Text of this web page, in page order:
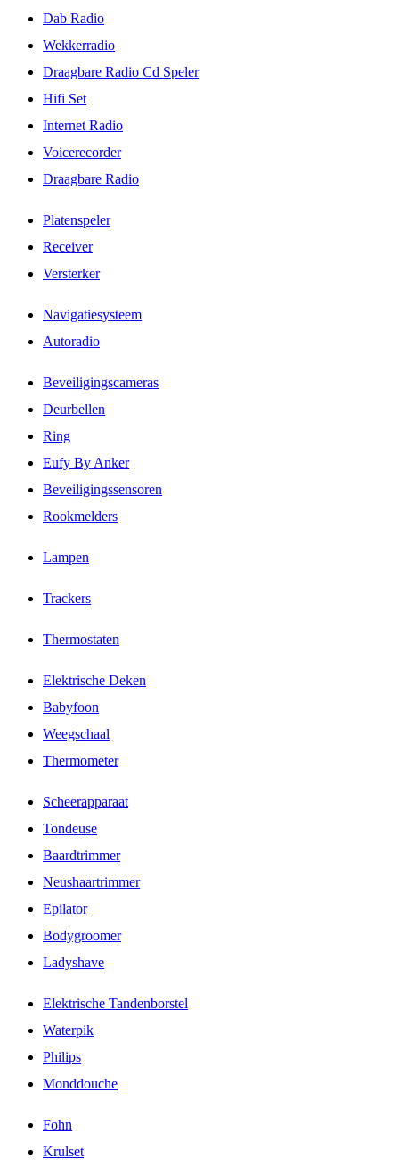
Dab Radio
Wekkerradio
Draagbare Radio Cd Speler
Hifi Set
Internet Radio
Voicerecorder
Draagbare Radio
Platenspeler
Receiver
Versterker
Navigatiesysteem
Autoradio
Beveiligingscameras
Deurbellen
Ring
Eufy By Anker
Beveiligingssensoren
Rookmelders
Lampen
Trackers
Thermostaten
Elektrische Deken
Babyfoon
Weegschaal
Thermometer
Scheerapparaat
Tondeuse
Baardtrimmer
Neushaartrimmer
Epilator
Bodygroomer
Ladyshave
Elektrische Tandenborstel
Waterpik
Philips
Monddouche
Fohn
Krulset